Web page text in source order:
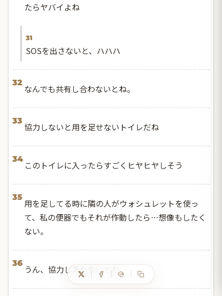
たらヤバイよね
31
SOSを出さないと、ハハハ
32
なんでも共有し合わないとね。
33
協力しないと用を足せないトイレだね
34
このトイレに入ったらすごくヒヤヒヤしそう
35
用を足してる時に隣の人がウォシュレットを使っ
て、私の便器でもそれが作動したら…想像もしたく
ない。
36
うん、協力しあわないとね